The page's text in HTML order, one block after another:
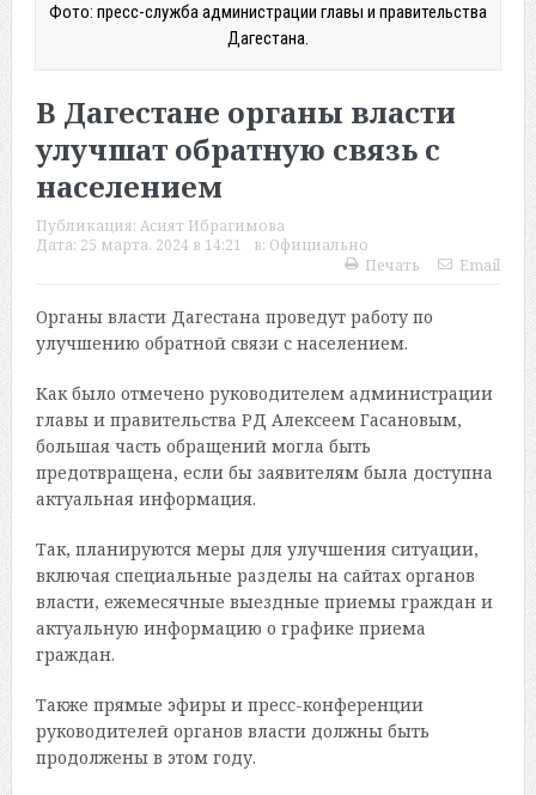
Фото: пресс-служба администрации главы и правительства
Дагестана.
В Дагестане органы власти
улучшат обратную связь с
населением
Публикация: Асият Ибрагимова
Дата: 25 марта, 2024 в 14:21 в: Официально
Печать
Email
Органы власти Дагестана проведут работу по
улучшению обратной связи с населением.
Как было отмечено руководителем администрации
главы и правительства РД Алексеем Гасановым,
большая часть обращений могла быть
предотвращена, если бы заявителям была доступна
актуальная информация.
Так, планируются меры для улучшения ситуации,
включая специальные разделы на сайтах органов
власти, ежемесячные выездные приемы граждан и
актуальную информацию о графике приема
граждан.
Также прямые эфиры и пресс-конференции
руководителей органов власти должны быть
продолжены в этом году.